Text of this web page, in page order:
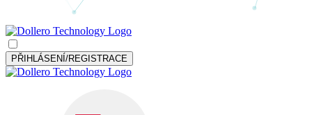
PŘIHLÁSENÍ/REGISTRACE